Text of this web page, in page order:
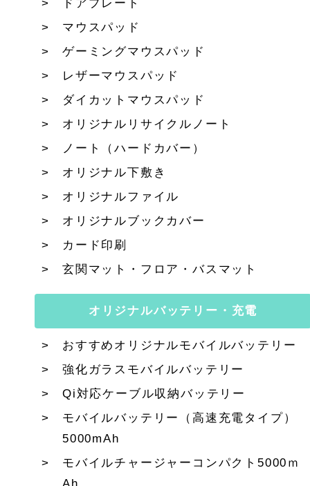
ドアプレート
マウスパッド
ゲーミングマウスパッド
レザーマウスパッド
ダイカットマウスパッド
オリジナルリサイクルノート
ノート（ハードカバー）
オリジナル下敷き
オリジナルファイル
オリジナルブックカバー
カード印刷
玄関マット・フロア・バスマット
オリジナルバッテリー・充電
おすすめオリジナルモバイルバッテリー
強化ガラスモバイルバッテリー
Qi対応ケーブル収納バッテリー
モバイルバッテリー（高速充電タイプ）
5000mAh
モバイルチャージャーコンパクト5000ｍ